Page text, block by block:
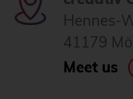
Homeoffice
howto
HowTo:
Hennes-
41179
Meet us